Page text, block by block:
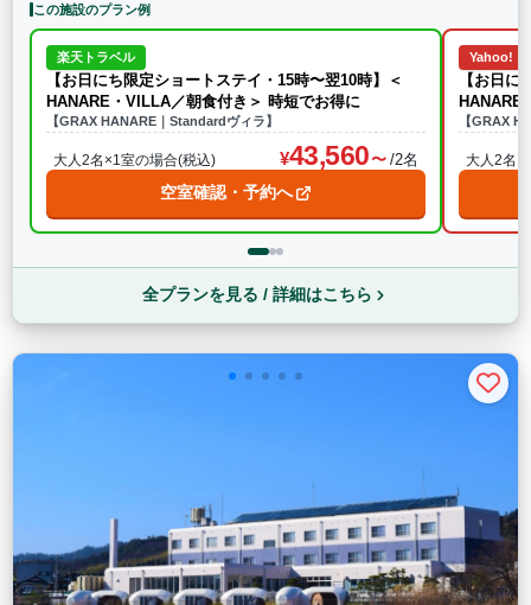
この施設のプラン例
楽天トラベル
【お日にち限定ショートステイ・15時〜翌10時】＜
HANARE・VILLA／朝食付き＞ 時短でお得に
【GRAX HANARE｜Standardヴィラ】
大人2名×1室の場合(税込) 43,560 /2名
空室確認・予約へ
Yahoo!ト
【お日
HANARE
【GRAX
大人2名
全プランを見る / 詳細はこちら